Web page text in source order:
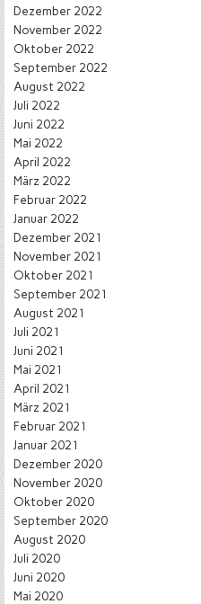
Dezember 2022
November 2022
Oktober 2022
September 2022
August 2022
Juli 2022
Juni 2022
Mai 2022
April 2022
März 2022
Februar 2022
Januar 2022
Dezember 2021
November 2021
Oktober 2021
September 2021
August 2021
Juli 2021
Juni 2021
Mai 2021
April 2021
März 2021
Februar 2021
Januar 2021
Dezember 2020
November 2020
Oktober 2020
September 2020
August 2020
Juli 2020
Juni 2020
Mai 2020